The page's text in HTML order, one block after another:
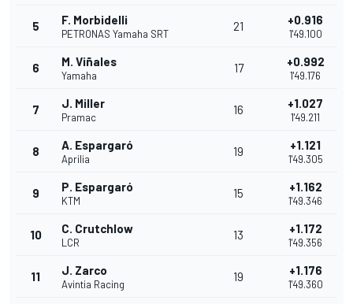
5 F. Morbidelli
PETRONAS Yamaha SRT
21 +0.916
1'49.100
6 M. Viñales
Yamaha
17 +0.992
1'49.176
7 J. Miller
Pramac
16 +1.027
1'49.211
8 A. Espargaró
Aprilia
19 +1.121
1'49.305
9 P. Espargaró
KTM
15 +1.162
1'49.346
10 C. Crutchlow
LCR
13 +1.172
1'49.356
11 J. Zarco
Avintia Racing
19 +1.176
1'49.360